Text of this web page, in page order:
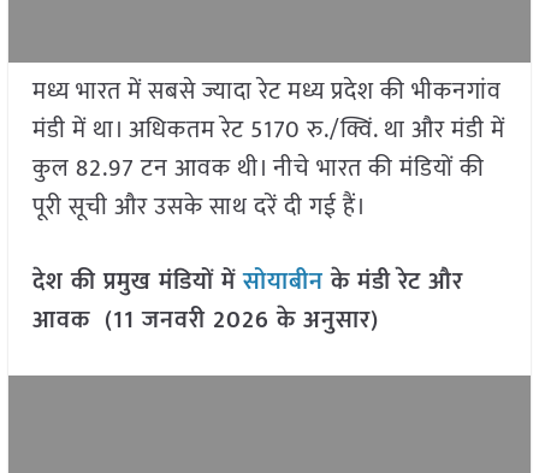
मध्य भारत में सबसे ज्यादा रेट मध्य प्रदेश की भीकनगांव
मंडी में था। अधिकतम रेट 5170 रु./क्विं. था और मंडी में
कुल 82.97 टन आवक थी। नीचे भारत की मंडियों की
पूरी सूची और उसके साथ दरें दी गई हैं।
देश की प्रमुख मंडियों मेंसोयाबीनके मंडी रेट और
आवक (11 जनवरी 2026 के अनुसार)